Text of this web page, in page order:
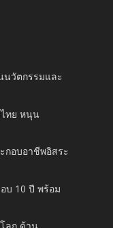
นวัตกรรมและ
ไทย หนุน
กอบอาชีพอิสระ
บ 10 ปี พร้อม